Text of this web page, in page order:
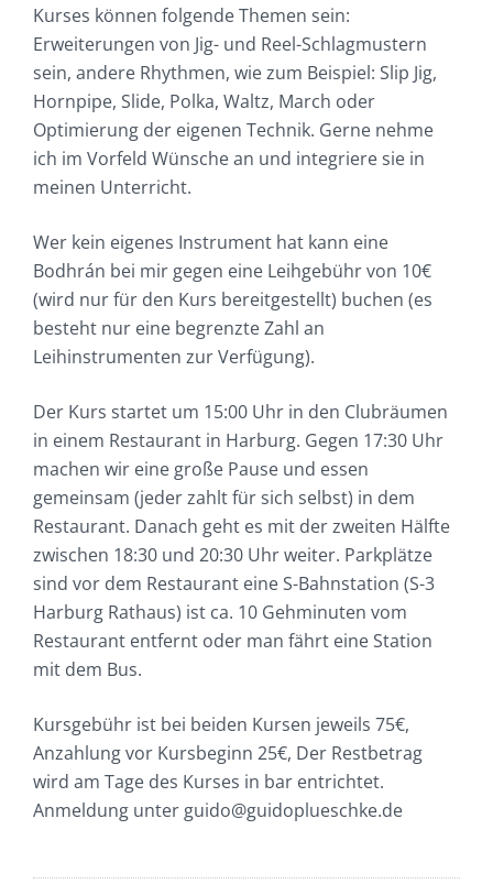
Kurses können folgende Themen sein:
Erweiterungen von Jig- und Reel-Schlagmustern
sein, andere Rhythmen, wie zum Beispiel: Slip Jig,
Hornpipe, Slide, Polka, Waltz, March oder
Optimierung der eigenen Technik. Gerne nehme
ich im Vorfeld Wünsche an und integriere sie in
meinen Unterricht.
Wer kein eigenes Instrument hat kann eine
Bodhrán bei mir gegen eine Leihgebühr von 10€
(wird nur für den Kurs bereitgestellt) buchen (es
besteht nur eine begrenzte Zahl an
Leihinstrumenten zur Verfügung).
Der Kurs startet um 15:00 Uhr in den Clubräumen
in einem Restaurant in Harburg. Gegen 17:30 Uhr
machen wir eine große Pause und essen
gemeinsam (jeder zahlt für sich selbst) in dem
Restaurant. Danach geht es mit der zweiten Hälfte
zwischen 18:30 und 20:30 Uhr weiter. Parkplätze
sind vor dem Restaurant eine S-Bahnstation (S-3
Harburg Rathaus) ist ca. 10 Gehminuten vom
Restaurant entfernt oder man fährt eine Station
mit dem Bus.
Kursgebühr ist bei beiden Kursen jeweils 75€,
Anzahlung vor Kursbeginn 25€, Der Restbetrag
wird am Tage des Kurses in bar entrichtet.
Anmeldung unter guido@guidoplueschke.de